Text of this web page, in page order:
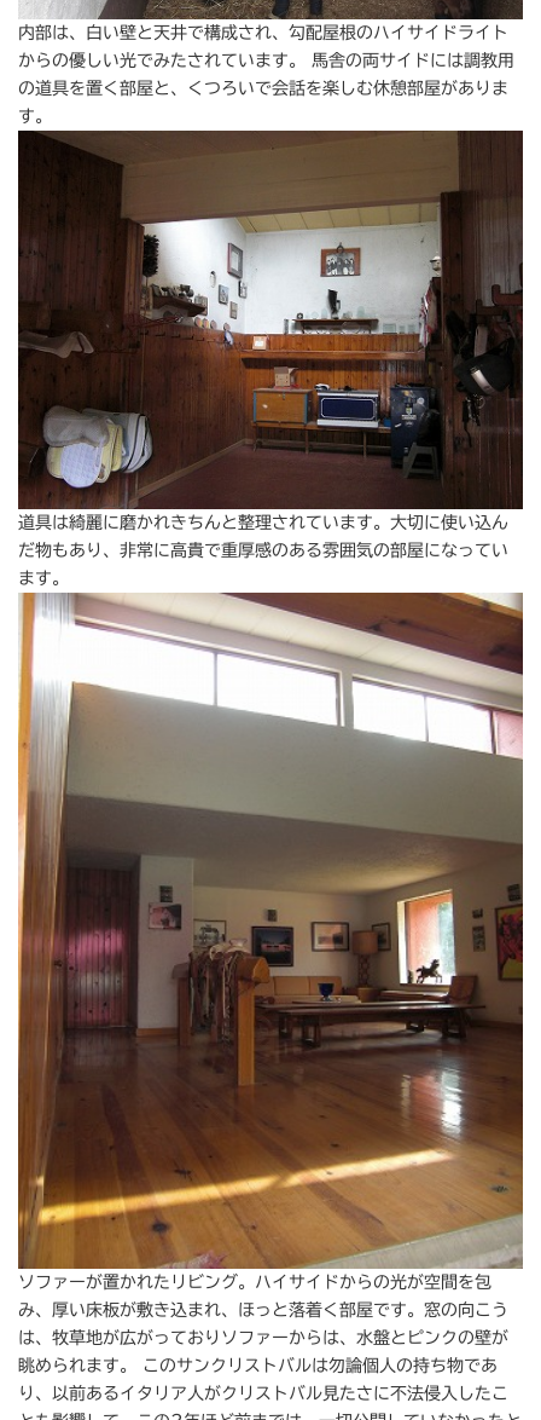
内部は、白い壁と天井で構成され、勾配屋根のハイサイドライト
からの優しい光でみたされています。 馬舎の両サイドには調教用
の道具を置く部屋と、くつろいで会話を楽しむ休憩部屋がありま
す。
道具は綺麗に磨かれきちんと整理されています。大切に使い込ん
だ物もあり、非常に高貴で重厚感のある雰囲気の部屋になってい
ます。
ソファーが置かれたリビング。ハイサイドからの光が空間を包
み、厚い床板が敷き込まれ、ほっと落着く部屋です。窓の向こう
は、牧草地が広がっておりソファーからは、水盤とピンクの壁が
眺められます。 このサンクリストバルは勿論個人の持ち物であ
り、以前あるイタリア人がクリストバル見たさに不法侵入したこ